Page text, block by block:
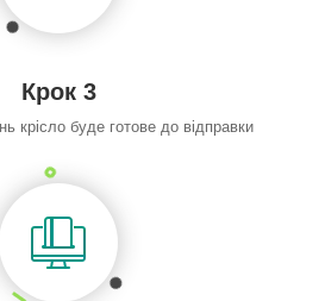
Крок 3
крісло буде готове до відправки